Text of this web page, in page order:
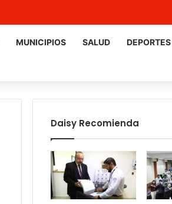
MUNICIPIOS SALUD DEPORTES
Daisy Recomienda